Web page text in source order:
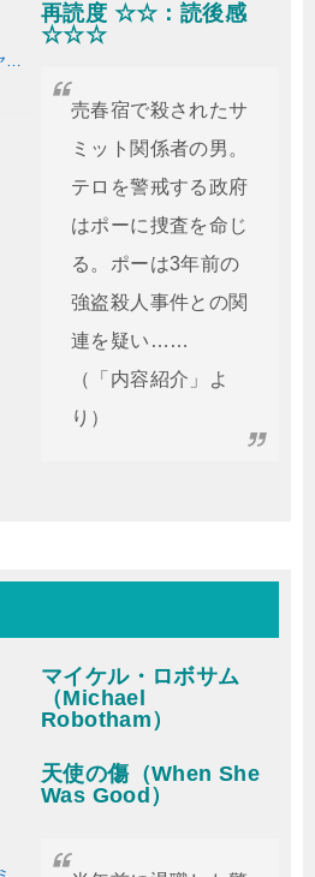
グレイラットの殺人 (ハヤカワ・ミステリ文庫 HMク 23-4)
再読度 ☆☆：読後感
☆☆☆
売春宿で殺されたサ
ミット関係者の男。
テロを警戒する政府
はポーに捜査を命じ
る。ポーは3年前の
強盗殺人事件との関
連を疑い……
（「内容紹介」よ
り）
マイケル・ロボサム
（Michael
Robotham）
天使の傷（When She
Was Good）